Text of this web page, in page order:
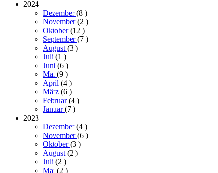
2024
Dezember(8 )
November(2 )
Oktober(12 )
September(7 )
August(3 )
Juli (1 )
Juni (6 )
Mai (9 )
April (4 )
März (6 )
Februar(4 )
Januar(7 )
2023
Dezember(4 )
November(6 )
Oktober(3 )
August(2 )
Juli (2 )
Mai (2 )